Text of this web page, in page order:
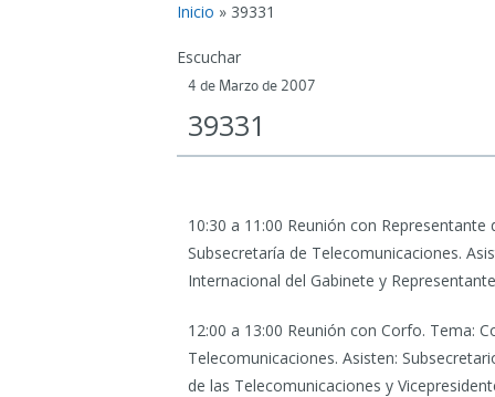
Inicio » 39331
Escuchar
4 de Marzo de 2007
39331
10:30 a 11:00 Reunión con Representante
Subsecretaría de Telecomunicaciones.
Internacional del Gabinete y
12:00 a 13:00 Reunión con Corfo. Tema:
Telecomunicaciones. Asisten:
de las Telecomunicaciones y